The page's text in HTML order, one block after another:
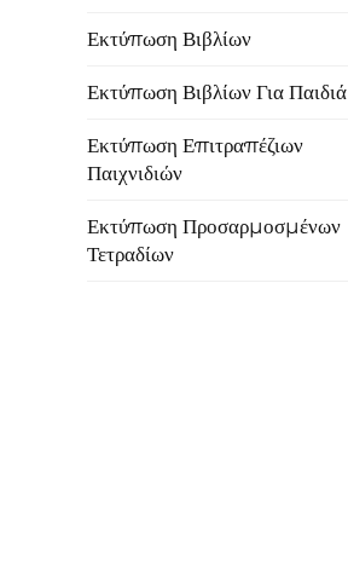
Εκτύπωση Βιβλίων
Εκτύπωση Βιβλίων Για Παιδιά
Εκτύπωση Επιτραπέζιων
Παιχνιδιών
Εκτύπωση Προσαρμοσμένων
Τετραδίων